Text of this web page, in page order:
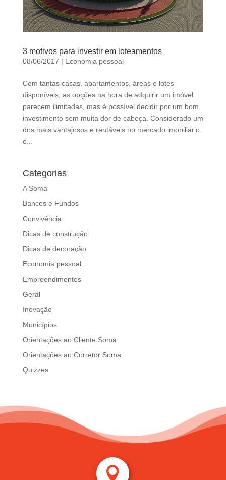
3 motivos para investir em loteamentos
08/06/2017 | Economia pessoal
Com tantas casas, apartamentos, áreas e lotes
disponíveis, as opções na hora de adquirir um imóvel
parecem ilimitadas, mas é possível decidir por um bom
investimento sem muita dor de cabeça. Considerado um
dos mais vantajosos e rentáveis no mercado imobiliário,
o...
Categorias
A Soma
Bancos e Fundos
Convivência
Dicas de construção
Dicas de decoração
Economia pessoal
Empreendimentos
Geral
Inovação
Municípios
Orientações ao Cliente Soma
Orientações ao Corretor Soma
Quizzes
